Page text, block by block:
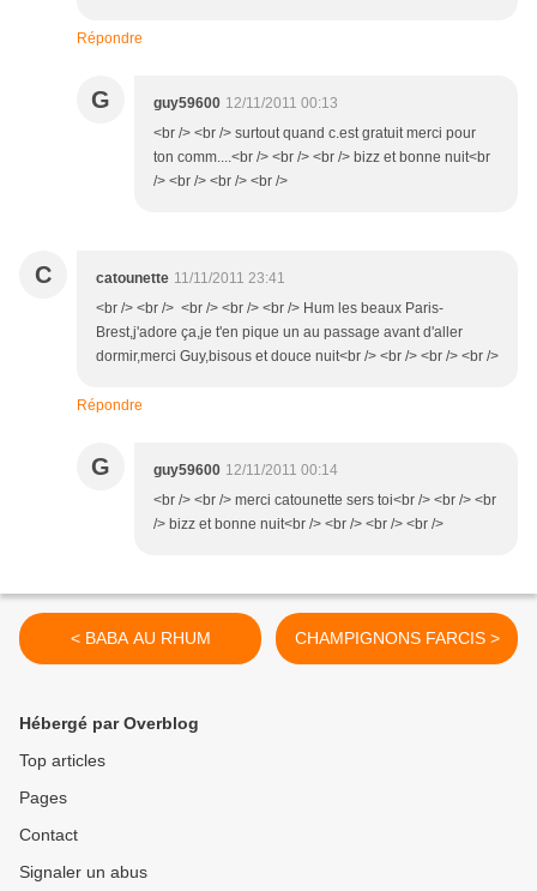
Répondre
G guy59600 12/11/2011 00:13
<br /> <br /> surtout quand c.est gratuit merci pour
ton comm....<br /> <br /> <br /> bizz et bonne nuit<br
/> <br /> <br /> <br />
C catounette 11/11/2011 23:41
<br /> <br /> <br /> <br /> <br /> Hum les beaux Paris-
Brest,j'adore ça,je t'en pique un au passage avant d'aller
dormir,merci Guy,bisous et douce nuit<br /> <br /> <br /> <br />
Répondre
G guy59600 12/11/2011 00:14
<br /> <br /> merci catounette sers toi<br /> <br /> <br
/> bizz et bonne nuit<br /> <br /> <br /> <br />
< BABA AU RHUM CHAMPIGNONS FARCIS >
Hébergé par Overblog
Top articles
Pages
Contact
Signaler un abus